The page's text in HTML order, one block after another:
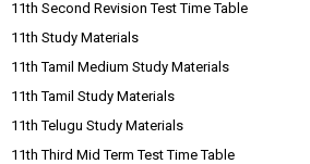
11th Second Revision Test Time Table
11th Study Materials
11th Tamil Medium Study Materials
11th Tamil Study Materials
11th Telugu Study Materials
11th Third Mid Term Test Time Table